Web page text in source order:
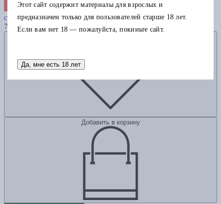
Малышки-букваришки в детском
саду
755
Добавить в корзину
Этот сайт содержит материалы для взрослых и
предназначен только для пользователей старше 18 лет.
Если вам нет 18 — пожалуйста, покиньте сайт.
Да, мне есть 18 лет